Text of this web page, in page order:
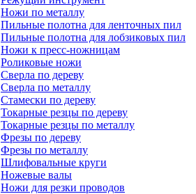
Ножи по металлу
Пильные полотна для ленточных пил
Пильные полотна для лобзиковых пил
Ножи к пресс-ножницам
Роликовые ножи
Сверла по дереву
Сверла по металлу
Стамески по дереву
Токарные резцы по дереву
Токарные резцы по металлу
Фрезы по дереву
Фрезы по металлу
Шлифовальные круги
Ножевые валы
Ножи для резки проводов